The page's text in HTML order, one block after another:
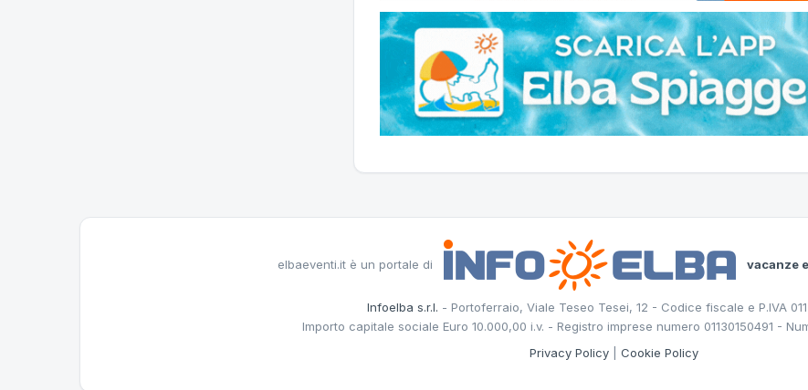
elbaeventi.it è un portale di vacanze
Infoelba s.r.l. - Portoferraio, Viale Teseo Tesei, 12 - Codice fiscale e P.IVA
Importo capitale sociale Euro 10.000,00 i.v. - Registro imprese numero 01130150491 -
Privacy Policy| Cookie Policy